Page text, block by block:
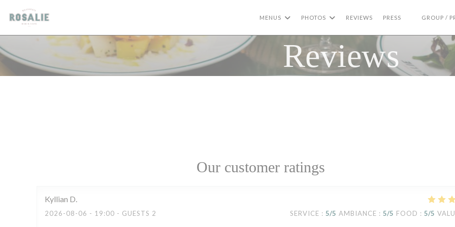
Personalizing your cookie choices
MENUS PHOTOS REVIEWS PRESS GROUP /
Reviews
Our customer ratings
Kyllian D
2026-08-06 - 19:00 - GUESTS 2 SERVICE : 5/5 AMBIANCE : 5/5 FOOD : 5/5